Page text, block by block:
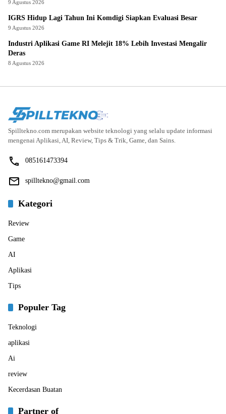
9 Agustus 2026
IGRS Hidup Lagi Tahun Ini Komdigi Siapkan Evaluasi Besar
9 Agustus 2026
Industri Aplikasi Game RI Melejit 18% Lebih Investasi Mengalir
Deras
8 Agustus 2026
Spilltekno.com merupakan website teknologi yang selalu update informasi
mengenai Aplikasi, AI, Review, Tips & Trik, Game, dan Sains.
085161473394
spilltekno@gmail.com
Kategori
Review
Game
AI
Aplikasi
Tips
Populer Tag
Teknologi
aplikasi
Ai
review
Kecerdasan Buatan
Partner of